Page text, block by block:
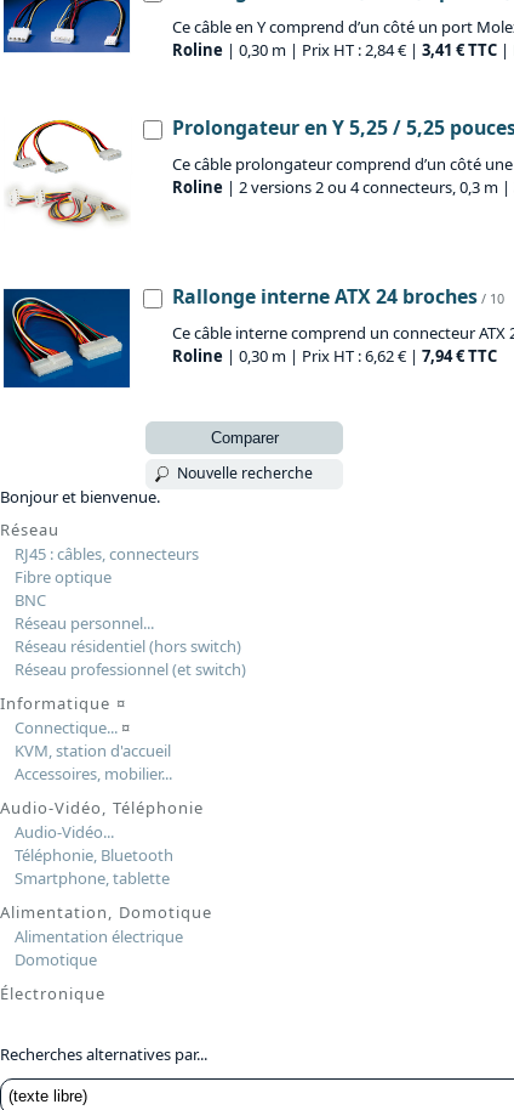
Ce câble en Y comprend d’un côté un port
Roline | 0,30 m | Prix HT : 2,84 € | 3,41 € TTC |
Prolongateur en Y 5,25 / 5,25
Ce câble prolongateur comprend d’un côté
Roline | 2 versions 2 ou 4 connecteurs, 0,3 m |
Rallonge interne ATX 24 broches / 10
Ce câble interne comprend un connecteur ATX
Roline | 0,30 m | Prix HT : 6,62 € | 7,94 € TTC
Comparer
Nouvelle recherche
Bonjour et bienvenue.
Réseau
RJ45 : câbles, connecteurs
Fibre optique
BNC
Réseau personnel...
Réseau résidentiel (hors switch)
Réseau professionnel (et switch)
Informatique ¤
Connectique...¤
KVM, station d'accueil
Accessoires, mobilier...
Audio-Vidéo, Téléphonie
Audio-Vidéo...
Téléphonie, Bluetooth
Smartphone, tablette
Alimentation, Domotique
Alimentation électrique
Domotique
Électronique
Recherches alternatives par...